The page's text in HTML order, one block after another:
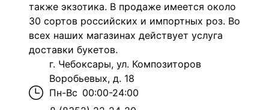
также экзотика. В продаже имеется около
30 сортов российских и импортных роз. Во
всех наших магазинах действует услуга
доставки букетов.
г. Чебоксары, ул. Композиторов
Воробьевых, д. 18
Пн-Вс 00:00-24:00